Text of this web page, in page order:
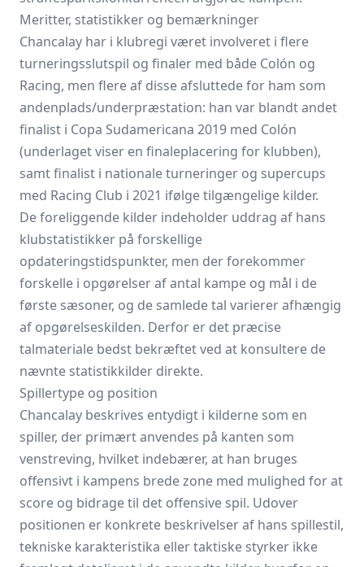
Meritter, statistikker og bemærkninger
Chancalay har i klubregi været involveret i flere
turneringsslutspil og finaler med både Colón og
Racing, men flere af disse afsluttede for ham som
andenplads/underpræstation: han var blandt andet
finalist i Copa Sudamericana 2019 med Colón
(underlaget viser en finaleplacering for klubben),
samt finalist i nationale turneringer og supercups
med Racing Club i 2021 ifølge tilgængelige kilder.
De foreliggende kilder indeholder uddrag af hans
klubstatistikker på forskellige
opdateringstidspunkter, men der forekommer
forskelle i opgørelser af antal kampe og mål i de
første sæsoner, og de samlede tal varierer afhængig
af opgørelseskilden. Derfor er det præcise
talmateriale bedst bekræftet ved at konsultere de
nævnte statistikkilder direkte.
Spillertype og position
Chancalay beskrives entydigt i kilderne som en
spiller, der primært anvendes på kanten som
venstreving, hvilket indebærer, at han bruges
offensivt i kampens brede zone med mulighed for at
score og bidrage til det offensive spil. Udover
positionen er konkrete beskrivelser af hans spillestil,
tekniske karakteristika eller taktiske styrker ikke